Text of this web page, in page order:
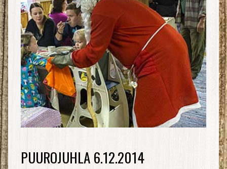
PUUROJUHLA 6.12.2014